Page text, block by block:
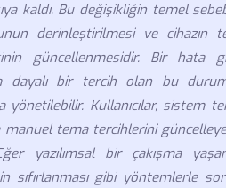
kaldı. Bu değişikliğin temel
derinleştirilmesi ve cihazın
güncellenmesidir. Bir hata
dayalı bir tercih olan bu
yönetilebilir. Kullanıcılar, sistem
manuel tema tercihlerini
yazılımsal bir çakışma
sıfırlanması gibi yöntemlerle